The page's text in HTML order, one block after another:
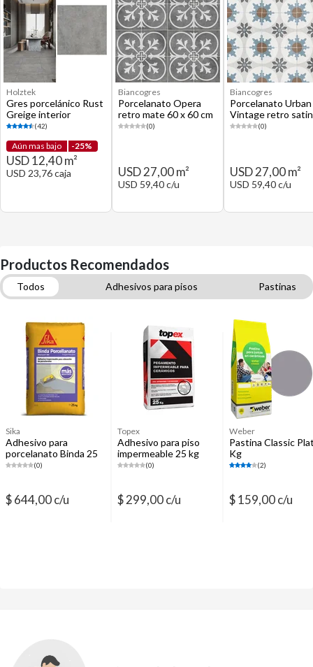
Holztek
Gres porcelánico Rust
Greige interior
exterior gris mate 60 x
(42)
Aún mas bajo -25%
USD 12,40 m²
USD 23,76 caja
Biancogres
Porcelanato Opera
retro mate 60 x 60 cm
(0)
USD 27,00 m²
USD 59,40 c/u
Biancogres
Porcelanato Urban
Vintage retro
60 x 60 cm
(0)
USD 27,00 m²
USD 59,40 c/u
Productos Recomendados
Todos Adhesivos para pisos
Pastinas
Ventanas y Ventanales
Porcelanatos
Cerámica de interior
Sika
Adhesivo para
porcelanato Binda 25
kg impermeable
(0)
$ 644,00 c/u
Topex
Adhesivo para piso
impermeable 25 kg
(0)
$ 299,00 c/u
Weber
Pastina Classic
Kg
(2)
$ 159,00 c/u